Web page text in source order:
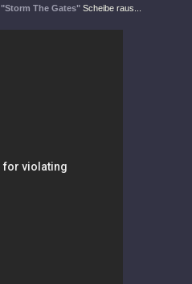
"Storm The Gates"Scheibe raus...